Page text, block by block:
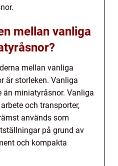
mellan vanliga
mellan vanliga
är storleken. Vanliga
än miniatyråsnor. Vanliga
och transporter,
används som
på grund av
och kompakta